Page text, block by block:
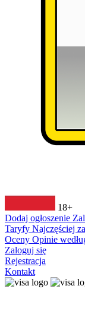
18+
Dodaj ogłoszenie
Taryfy Najczęściej
Oceny Opinie
Zaloguj się
Rejestracja
Kontakt